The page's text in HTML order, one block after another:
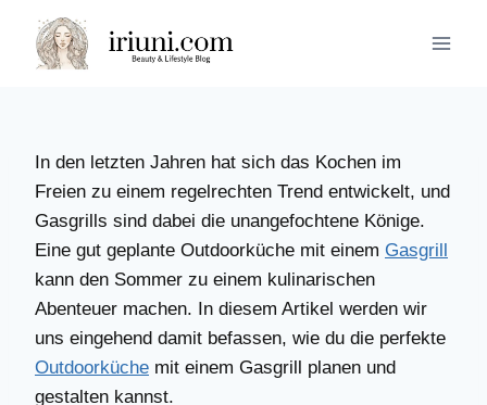
Inhalt
springen
In den letzten Jahren hat sich das Kochen im
Freien zu einem regelrechten Trend entwickelt, und
Gasgrills sind dabei die unangefochtene Könige.
Eine gut geplante Outdoorküche mit einem Gasgrill
kann den Sommer zu einem kulinarischen
Abenteuer machen. In diesem Artikel werden wir
uns eingehend damit befassen, wie du die perfekte
Outdoorküche mit einem Gasgrill planen und
gestalten kannst.